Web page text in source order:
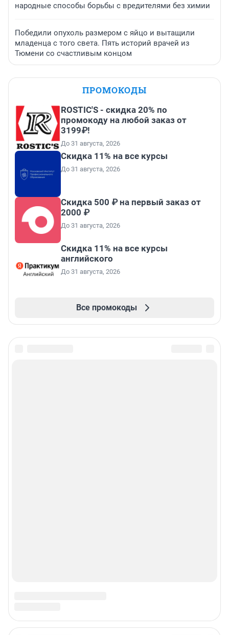
народные способы борьбы с вредителями без химии
Победили опухоль размером с яйцо и вытащили
младенца с того света. Пять историй врачей из
Тюмени со счастливым концом
ПРОМОКОДЫ
ROSTIC'S - скидка 20% по
промокоду на любой заказ от
3199₽!
До 31 августа, 2026
Скидка 11% на все курсы
До 31 августа, 2026
Скидка 500 ₽ на первый заказ от
2000 ₽
До 31 августа, 2026
Скидка 11% на все курсы
английского
До 31 августа, 2026
Все промокоды